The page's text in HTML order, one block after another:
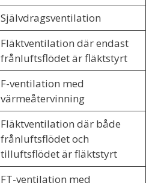
Självdragsventilation
Fläktventilation där endast
frånluftsflödet är fläktstyrt
F-ventilation med
värmeåtervinning
Fläktventilation där både
frånluftsflödet och
tilluftsflödet är fläktstyrt
FT-ventilation med